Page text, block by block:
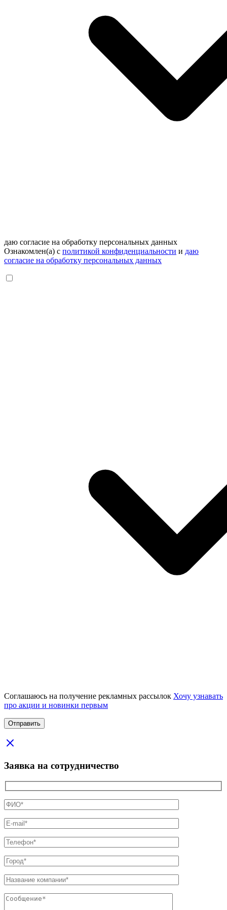
даю согласие на обработку персональных данных
Ознакомлен(а) с политикой конфиденциальности и даю
согласие на обработку персональных данных
Соглашаюсь на получение рекламных рассылок Хочу узнавать
про акции и новинки первым
Заявка на сотрудничество